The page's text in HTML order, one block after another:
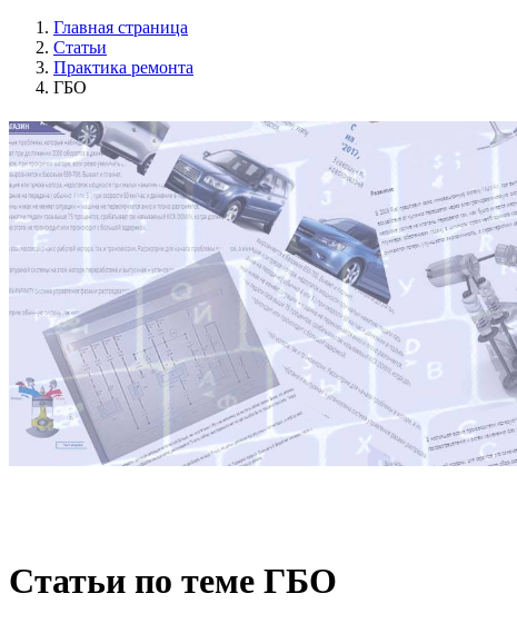
Главная страница
Статьи
Практика ремонта
ГБО
Статьи по теме ГБО